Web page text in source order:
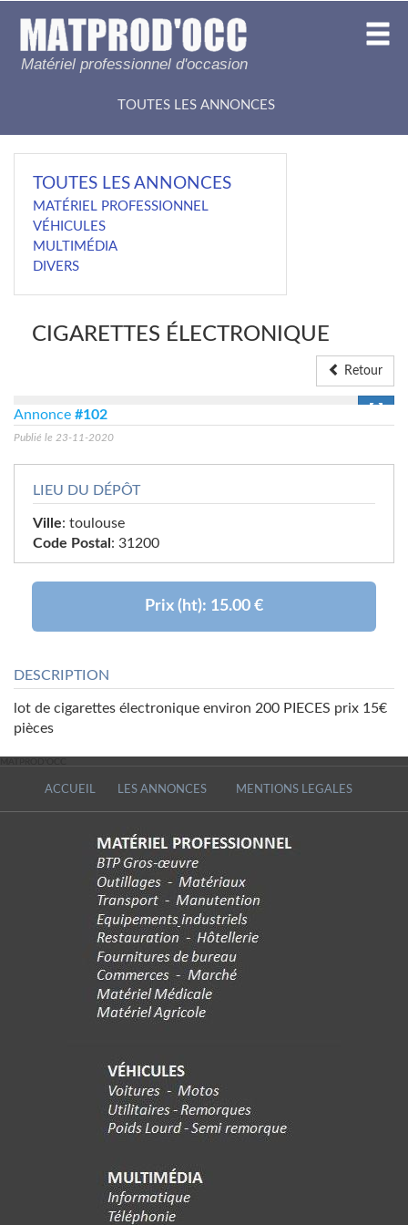
Matériel professionnel d'occasion
TOUTES LES ANNONCES
TOUTES LES ANNONCES
MATÉRIEL PROFESSIONNEL
VÉHICULES
MULTIMÉDIA
DIVERS
CIGARETTES ÉLECTRONIQUE
Retour
Annonce #102
Publié le 23-11-2020
LIEU DU DÉPÔT
Ville: toulouse
Code Postal : 31200
Prix (ht): 15.00 €
DESCRIPTION
lot de cigarettes électronique environ 200 PIECES prix 15€
pièces
ACCUEIL LES ANNONCES MENTIONS LEGALES